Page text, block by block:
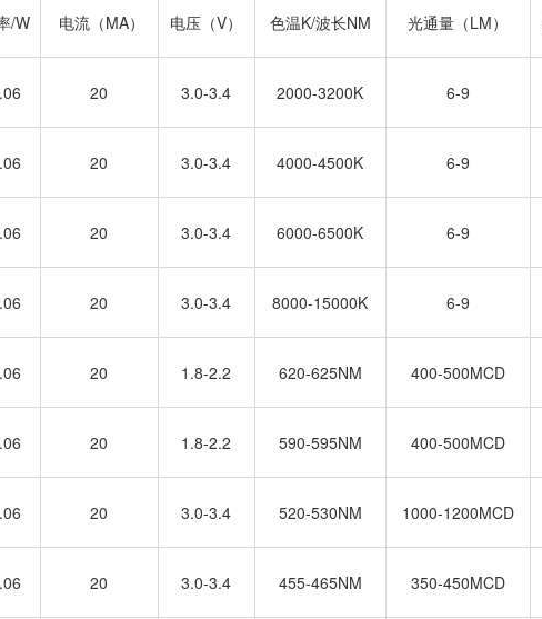
/W 电流（MA） 电压（V） 色温K/波长NM 光通量（LM）
20 3.0-3.4 2000-3200K 6-9
20 3.0-3.4 4000-4500K 6-9
20 3.0-3.4 6000-6500K 6-9
20 3.0-3.4 8000-15000K 6-9
20 1.8-2.2 620-625NM 400-500MCD
20 1.8-2.2 590-595NM 400-500MCD
20 3.0-3.4 520-530NM 1000-1200MCD
20 3.0-3.4 455-465NM 350-450MCD